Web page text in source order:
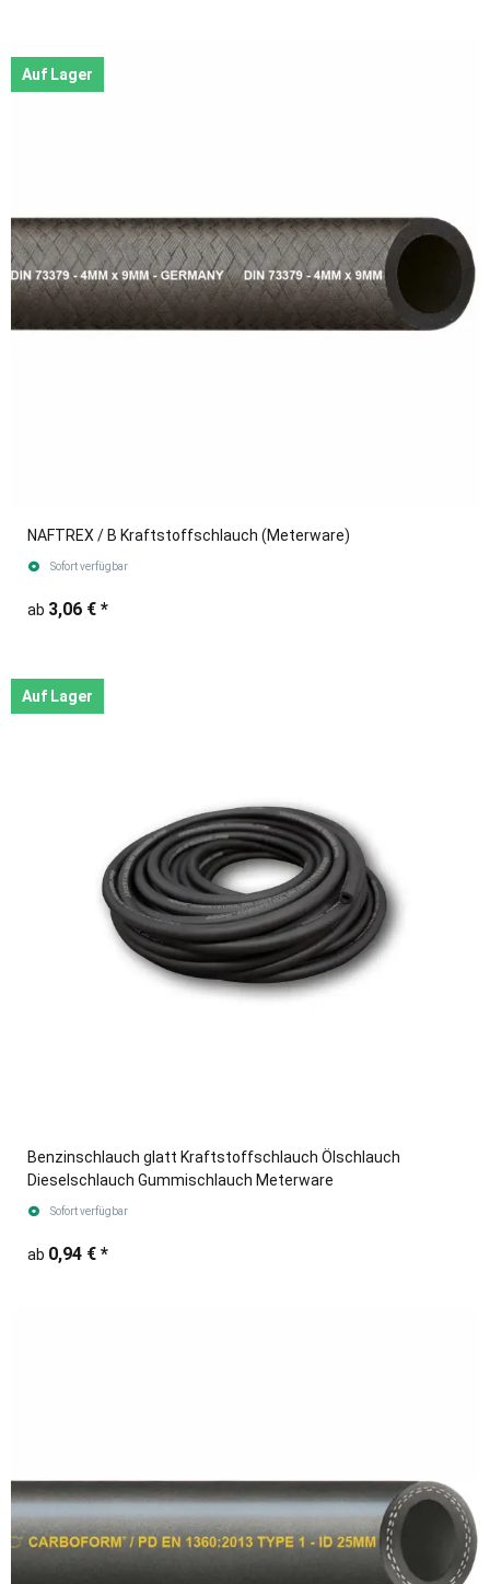
Auf Lager
NAFTREX / B Kraftstoffschlauch (Meterware)
Sofort verfügbar
ab 3,06 € *
Auf Lager
Benzinschlauch glatt Kraftstoffschlauch Ölschlauch
Dieselschlauch Gummischlauch Meterware
Sofort verfügbar
ab 0,94 € *